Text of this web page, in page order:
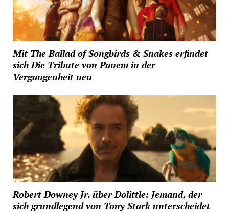
Mit The Ballad of Songbirds & Snakes erfindet
sich Die Tribute von Panem in der
Vergangenheit neu
Robert Downey Jr. über Dolittle: Jemand, der
sich grundlegend von Tony Stark unterscheidet